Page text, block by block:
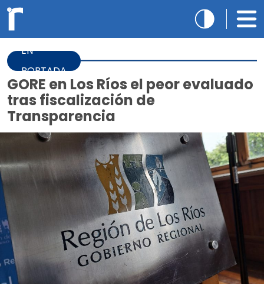
EN
PORTADA
GORE en Los Ríos el peor evaluado
tras fiscalización de
Transparencia